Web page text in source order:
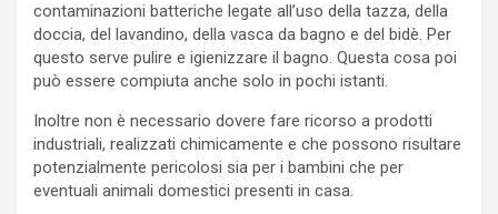
contaminazioni batteriche legate all’uso della tazza, della
doccia, del lavandino, della vasca da bagno e del bidè. Per
questo serve pulire e igienizzare il bagno. Questa cosa poi
può essere compiuta anche solo in pochi istanti.
Inoltre non è necessario dovere fare ricorso a prodotti
industriali, realizzati chimicamente e che possono risultare
potenzialmente pericolosi sia per i bambini che per
eventuali animali domestici presenti in casa.